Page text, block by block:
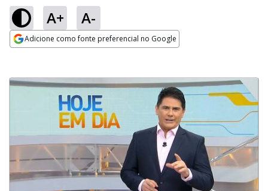
A+ A-
Adicione como fonte preferencial no Google